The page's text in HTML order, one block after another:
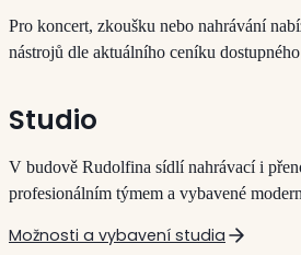
Pro koncert, zkoušku nebo nahrávání
nástrojů dle aktuálního ceníku
Studio
V budově Rudolfina sídlí nahrávací i
profesionálním týmem a vybavené
Možnosti a vybavení studia